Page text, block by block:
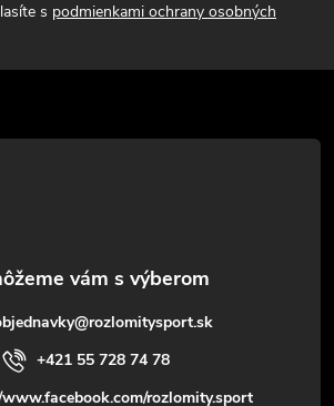
s podmienkami ochrany osobných
@rozlomitysport.sk
+421 55 728 74 78
rozlomity.sport